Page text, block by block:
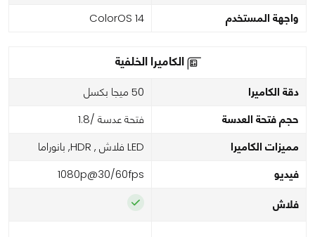
واجهة المستخدم ColorOS 14
الكاميرا الخلفية
دقة الكاميرا 50 ميجا بكسل
حجم فتحة العدسة فتحة عدسة /1.8
مميزات الكاميرا LED فلاش , HDR, بانوراما
فيديو 1080p@30/60fps
فلاش